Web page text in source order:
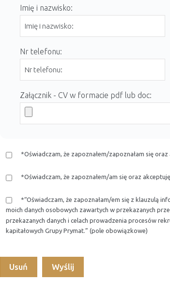
Imię i nazwisko:
Nr telefonu:
Załącznik - CV w formacie pdf lub doc:
*Oświadczam, że zapoznałem/zapoznałam się
*Oświadczam, że zapoznałem/am się oraz
*“Oświadczam, że zapoznałam/em się z klauzulą
moich danych osobowych zawartych w przekazanych
przekazanych danych i celach prowadzenia procesów
kapitałowych Grupy Prymat.” (pole obowiązkowe)